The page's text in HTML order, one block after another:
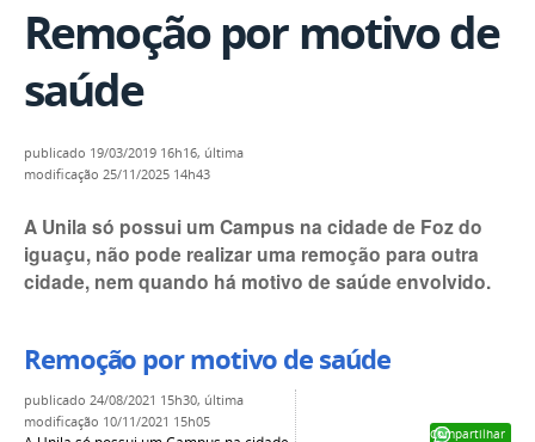
Remoção por motivo de
saúde
publicado 19/03/2019 16h16, última
modificação 25/11/2025 14h43
A Unila só possui um Campus na cidade de Foz do
iguaçu, não pode realizar uma remoção para outra
cidade, nem quando há motivo de saúde envolvido.
Remoção por motivo de saúde
Compartilhar
publicado 24/08/2021 15h30, última
modificação 10/11/2021 15h05